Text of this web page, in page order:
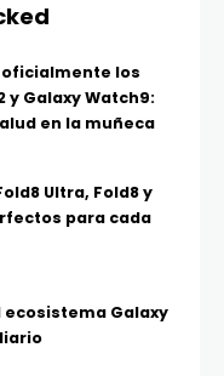
los
y Galaxy Watch9:
en la muñeca
Ultra, Fold8 y
para cada
Galaxy